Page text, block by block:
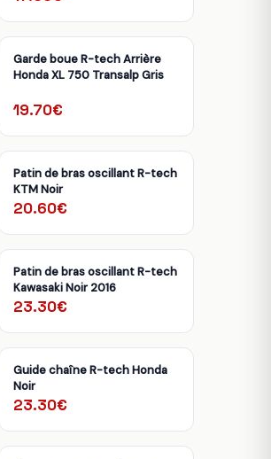
Garde boue R-tech Arrière
Honda XL 750 Transalp Gris
19.70€
Patin de bras oscillant R-tech
KTM Noir
20.60€
Patin de bras oscillant R-tech
Kawasaki Noir 2016
23.30€
Guide chaîne R-tech Honda
Noir
23.30€